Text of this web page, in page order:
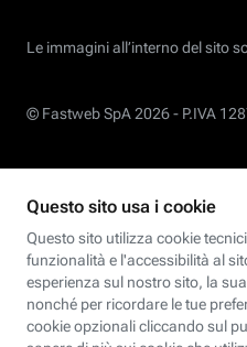
Le immagini all’interno del sito
© Fastweb SpA 2026 - P.IVA